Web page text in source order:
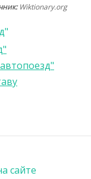
Wiktionary.org
сайте